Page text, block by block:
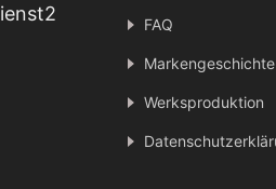
FAQ
Markengeschichte
Werksproduktion